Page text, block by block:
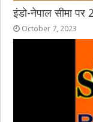
इंडो-नेपाल सीमा पर
October 7, 2023